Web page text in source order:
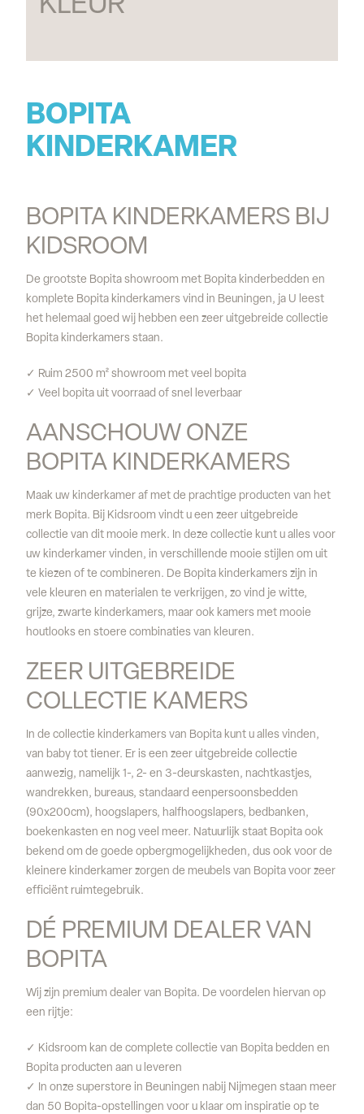
BOPITA
KINDERKAMER
BOPITA KINDERKAMERS BIJ
KIDSROOM
De grootste Bopita showroom met Bopita kinderbedden en
komplete Bopita kinderkamers vind in Beuningen, ja U leest
het helemaal goed wij hebben een zeer uitgebreide collectie
Bopita kinderkamers staan.
✓ Ruim 2500 m² showroom met veel bopita
✓ Veel bopita uit voorraad of snel leverbaar
AANSCHOUW ONZE
BOPITA KINDERKAMERS
Maak uw kinderkamer af met de prachtige producten van het
merk Bopita. Bij Kidsroom vindt u een zeer uitgebreide
collectie van dit mooie merk. In deze collectie kunt u alles voor
uw kinderkamer vinden, in verschillende mooie stijlen om uit
te kiezen of te combineren. De Bopita kinderkamers zijn in
vele kleuren en materialen te verkrijgen, zo vind je witte,
grijze, zwarte kinderkamers, maar ook kamers met mooie
houtlooks en stoere combinaties van kleuren.
ZEER UITGEBREIDE
COLLECTIE KAMERS
In de collectie kinderkamers van Bopita kunt u alles vinden,
van baby tot tiener. Er is een zeer uitgebreide collectie
aanwezig, namelijk 1-, 2- en 3-deurskasten, nachtkastjes,
wandrekken, bureaus, standaard eenpersoonsbedden
(90x200cm), hoogslapers, halfhoogslapers, bedbanken,
boekenkasten en nog veel meer. Natuurlijk staat Bopita ook
bekend om de goede opbergmogelijkheden, dus ook voor de
kleinere kinderkamer zorgen de meubels van Bopita voor zeer
efficiënt ruimtegebruik.
DÉ PREMIUM DEALER VAN
BOPITA
Wij zijn premium dealer van Bopita. De voordelen hiervan op
een rijtje:
✓ Kidsroom kan de complete collectie van Bopita bedden en
Bopita producten aan u leveren
✓ In onze superstore in Beuningen nabij Nijmegen staan meer
dan 50 Bopita-opstellingen voor u klaar om inspiratie op te